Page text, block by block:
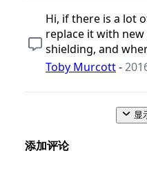
Hi, if there is a lot
replace it with
shielding, and
Toby Murcott-
显
添加评论